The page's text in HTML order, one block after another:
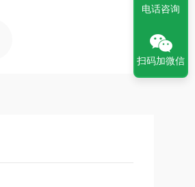
电话咨询
扫码加微信